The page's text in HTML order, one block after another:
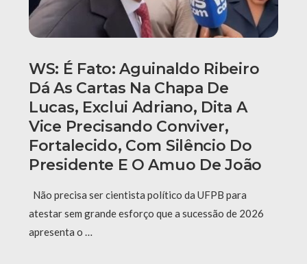
WS: É Fato: Aguinaldo Ribeiro
Dá As Cartas Na Chapa De
Lucas, Exclui Adriano, Dita A
Vice Precisando Conviver,
Fortalecido, Com Silêncio Do
Presidente E O Amuo De João
Não precisa ser cientista político da UFPB para
atestar sem grande esforço que a sucessão de 2026
apresenta o …